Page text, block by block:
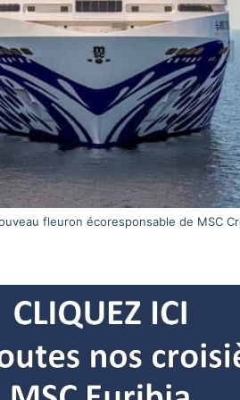
fleuron écoresponsable de MSC